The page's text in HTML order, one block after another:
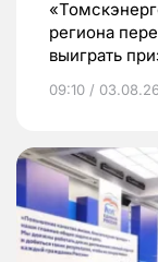
региона
выиграть
09:10 / 03.08.26